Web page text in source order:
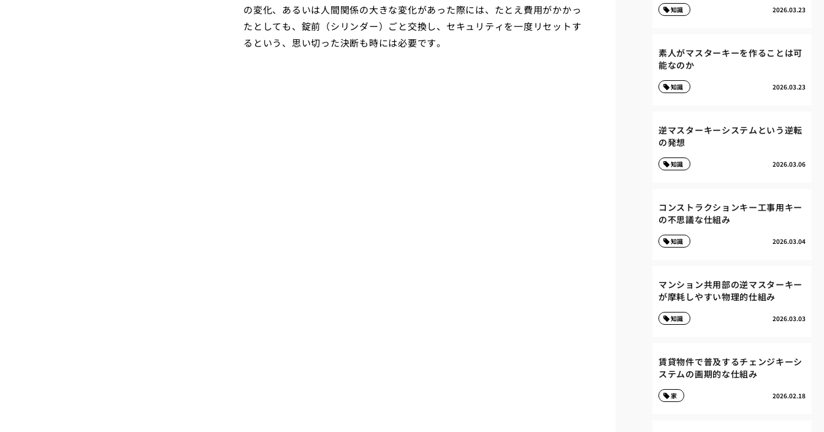
の変化、あるいは人間関係の大きな変化があった際には、たとえ費用がかかっ
たとしても、錠前（シリンダー）ごと交換し、セキュリティを一度リセットす
るという、思い切った決断も時には必要です。
2026.03.23
知識
素人がマスターキーを作ることは可
能なのか
2026.03.23
知識
逆マスターキーシステムという逆転
の発想
2026.03.06
知識
コンストラクションキー工事用キー
の不思議な仕組み
2026.03.04
知識
マンション共用部の逆マスターキー
が摩耗しやすい物理的仕組み
2026.03.03
知識
賃貸物件で普及するチェンジキーシ
ステムの画期的な仕組み
2026.02.18
家